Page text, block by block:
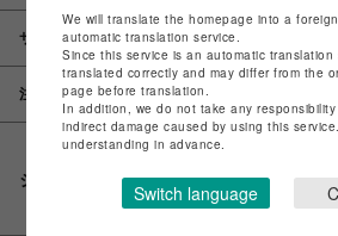
サイズ
注意事項
シェアする
We will translate the homepage into a
automatic translation service.
Since this service is an automatic translation
translated correctly and may differ from the
page before translation.
In addition, we do not take any
indirect damage caused by using this
understanding in advance.
Switch language